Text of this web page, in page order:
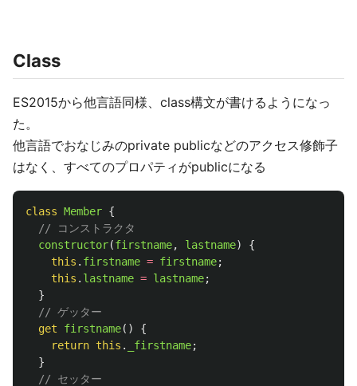
Class
ES2015から他言語同様、class構文が書けるようになっ
た。
他言語でおなじみのprivate publicなどのアクセス修飾子
はなく、すべてのプロパティがpublicになる
class Member {
// コンストラクタ
constructor(firstname, lastname)
{
this . firstname = firstname;
this . lastname = lastname;
}
// ゲッター
get
firstname()
{
return this . _firstname;
}
// セッター